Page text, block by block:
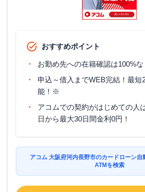
おすすめポイント
お勤め先への在籍確認は100%な
申込～借入までWEB完結！最短
能！※
アコムでの契約がはじめての人
日から最大30日間金利0円！
アコム 大阪府河内長野市のカードローン自
ATMを検索